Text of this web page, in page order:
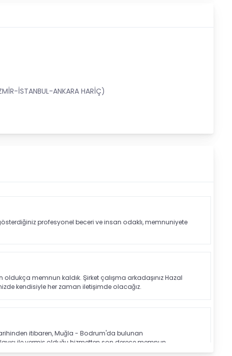
İSTANBUL-ANKARA HARİÇ)
profesyonel beceri ve insan odaklı, memnuniyete
oldukça memnun kaldık. Şirket çalışma arkadaşınız Hazal
kendisiyle her zaman iletişimde olacağız.
tarihinden itibaren, Muğla - Bodrum'da bulunan
ile vermiş olduğu hizmetten son derece memnun
güler yüzle, özveriyle taleplerimizi karşılamakta hiçbir aksama